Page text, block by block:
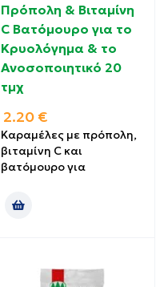
Πρόπολη & Βιταμίνη
C Βατόμουρο για το
Κρυολόγημα & το
Ανοσοποιητικό 20
τμχ
2.20 €
Καραμέλες με πρόπολη,
βιταμίνη C και
βατόμουρο για